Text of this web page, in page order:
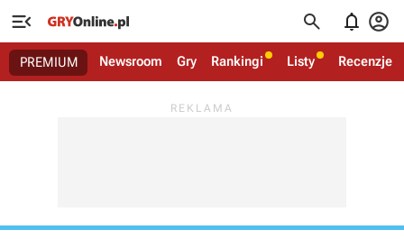
   
PREMIUM Newsroom Gry Rankingi Listy Recenzje